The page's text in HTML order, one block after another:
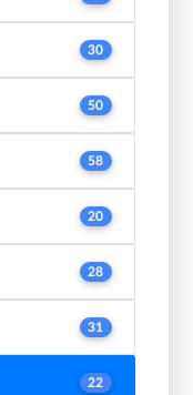
30
50
58
20
28
31
22